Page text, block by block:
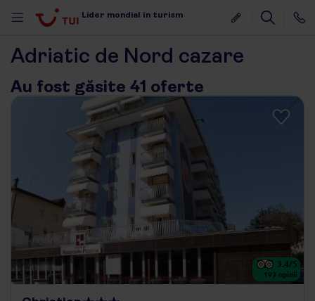
Lider mondial în turism
Adriatic de Nord cazare
Au fost găsite 41 oferte
3.4/5
193 opinii